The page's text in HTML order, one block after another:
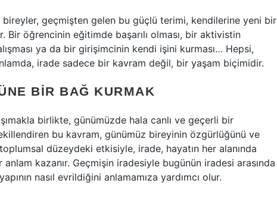
geçmişten gelen bu güçlü terimi, kendilerine yeni bir
Bir öğrencinin eğitimde başarılı olması, bir aktivistin
ya da bir girişimcinin kendi işini kurması… Hepsi,
irade sadece bir kavram değil, bir yaşam biçimidir.
BIR BAĞ KURMAK
birlikte, günümüzde hala canlı ve geçerli bir
bu kavram, günümüz bireyinin özgürlüğünü ve
düzeydeki etkisiyle, irade, hayatın her alanında
kazanır. Geçmişin iradesiyle bugünün iradesi arasında
nasıl evrildiğini anlamamıza yardımcı olur.